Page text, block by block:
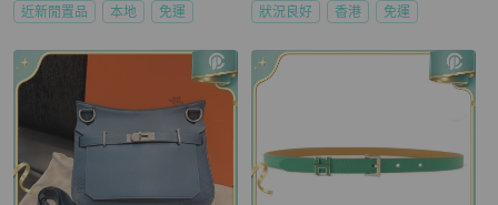
近新閒置品 本地 免運 狀況良好 香港 免運